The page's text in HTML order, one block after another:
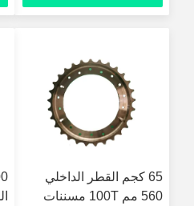
65 كجم القطر الداخلي
560 مم 100T مسننات